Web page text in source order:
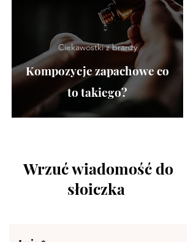
Kompozycje zapachowe co
to takiego?
Ciekawostki z branży
Wrzuć wiadomość do
słoiczka